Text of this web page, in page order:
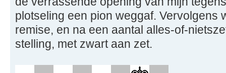
plotseling een pion weggaf. Vervolgens
remise, en na een aantal alles-of-
stelling, met zwart aan zet.